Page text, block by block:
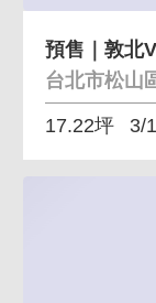
台北市松山
17.22坪 3/